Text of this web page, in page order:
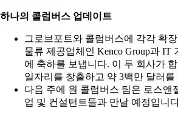
하나의 콜럼버스 업데이트
그로브포트와 콜럼버스에 각각 확
물류 제공업체인 Kenco Group과 IT
에 축하를 보냅니다. 이 두 회사가
일자리를 창출하고 약 3백만 달러
다음 주에 원 콜럼버스 팀은 로스앤
업 및 컨설턴트들과 만날 예정입니